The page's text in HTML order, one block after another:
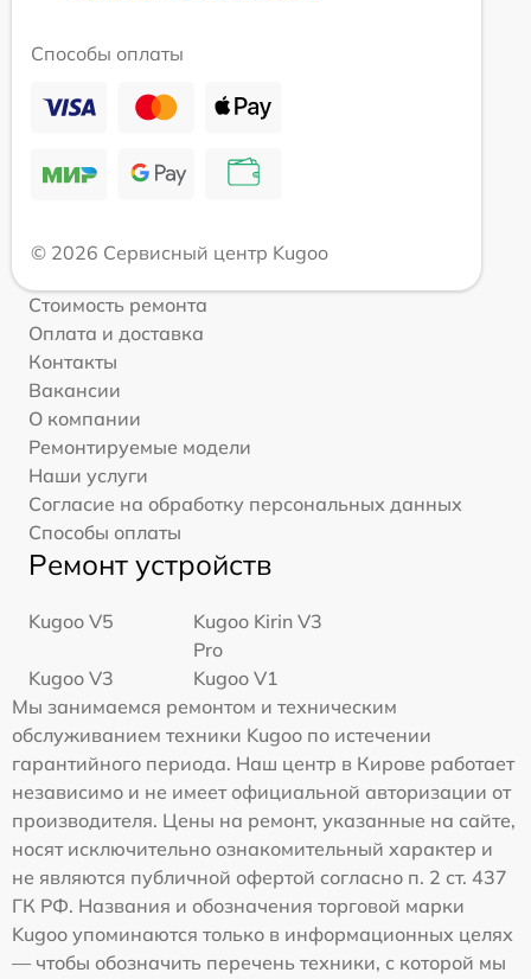
Способы оплаты
© 2026 Сервисный центр Kugoo
Стоимость ремонта
Оплата и доставка
Контакты
Вакансии
О компании
Ремонтируемые модели
Наши услуги
Согласие на обработку персональных данных
Способы оплаты
Ремонт устройств
Kugoo V5
Kugoo Kirin V3
Pro
Kugoo V3
Kugoo V1
Мы занимаемся ремонтом и техническим
обслуживанием техники Kugoo по истечении
гарантийного периода. Наш центр в Кирове работает
независимо и не имеет официальной авторизации от
производителя. Цены на ремонт, указанные на сайте,
носят исключительно ознакомительный характер и
не являются публичной офертой согласно п. 2 ст. 437
ГК РФ. Названия и обозначения торговой марки
Kugoo упоминаются только в информационных целях
— чтобы обозначить перечень техники, с которой мы